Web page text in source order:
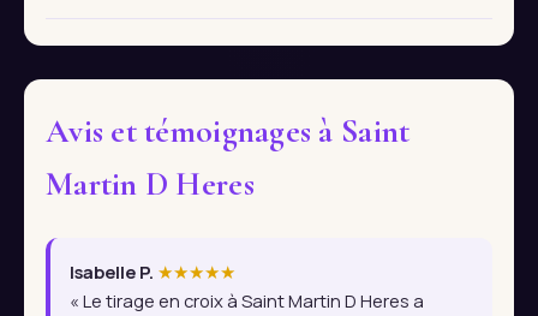
Avis et témoignages à Saint
Martin D Heres
Isabelle P. ★★★★★
« Le tirage en croix à Saint Martin D Heres a